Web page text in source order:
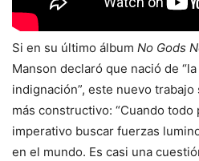
Si en su último álbum No Gods
Manson declaró que nació de
indignación”, este nuevo
más constructivo: “Cuando
imperativo buscar fuerzas
en el mundo. Es casi una